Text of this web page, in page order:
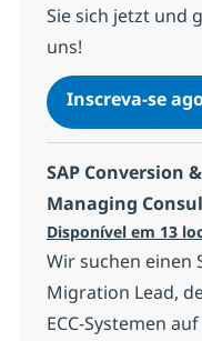
Sie sich jetzt und
uns!
Inscreva-se
SAP Conversion
Managing
Disponível em 13
Wir suchen einen
Migration Lead,
ECC-Systemen